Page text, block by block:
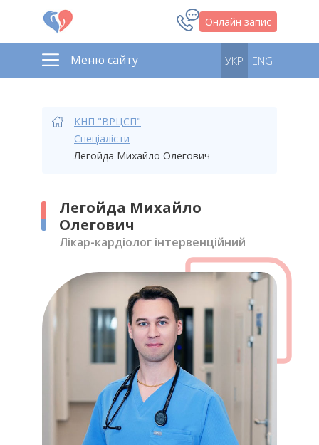
Онлайн запис
Меню сайту УКР ENG
КНП "ВРЦСП"
Спеціалісти
Легойда Михайло Олегович
Легойда Михайло
Олегович
Лікар-кардіолог інтервенційний